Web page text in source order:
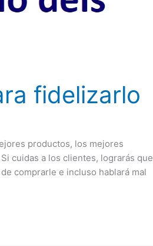
fidelizarlo
productos, los mejores
cuidas a los clientes, lograrás que
comprarle e incluso hablará mal